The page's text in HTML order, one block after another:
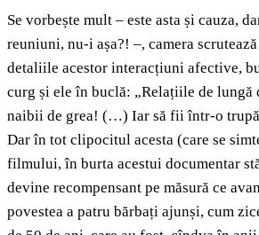
Se vorbește mult – este asta și cauza,
reuniuni, nu-i așa?! –, camera
detaliile acestor interacțiuni afective,
curg și ele în buclă: „Relațiile de lungă
naibii de grea! (…) Iar să fii într-o
Dar în tot clipocitul acesta (care se
filmului, în burta acestui documentar
devine recompensant pe măsură ce
povestea a patru bărbați ajunși, cum